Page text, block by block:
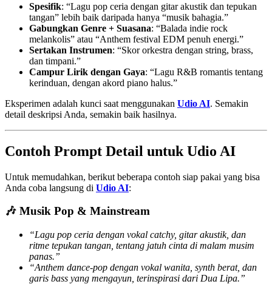
Spesifik: “Lagu pop ceria dengan gitar akustik dan tepukan
tangan” lebih baik daripada hanya “musik bahagia.”
Gabungkan Genre + Suasana: “Balada indie rock
melankolis” atau “Anthem festival EDM penuh energi.”
Sertakan Instrumen: “Skor orkestra dengan string, brass,
dan timpani.”
Campur Lirik dengan Gaya: “Lagu R&B romantis tentang
kerinduan, dengan akord piano halus.”
Eksperimen adalah kunci saat menggunakan Udio AI. Semakin
detail deskripsi Anda, semakin baik hasilnya.
Contoh Prompt Detail untuk Udio AI
Untuk memudahkan, berikut beberapa contoh siap pakai yang bisa
Anda coba langsung di Udio AI:
🎶 Musik Pop & Mainstream
“Lagu pop ceria dengan vokal catchy, gitar akustik, dan
ritme tepukan tangan, tentang jatuh cinta di malam musim
panas.”
“Anthem dance-pop dengan vokal wanita, synth berat, dan
garis bass yang mengayun, terinspirasi dari Dua Lipa.”